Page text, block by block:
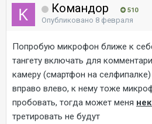
Командор 510
Опубликовано 8 февраля
Попробую микрофон ближе к
тангету включать для
камеру (смартфон на
вправо влево, к нему тоже
пробовать, тогда может меня
третировать не будут